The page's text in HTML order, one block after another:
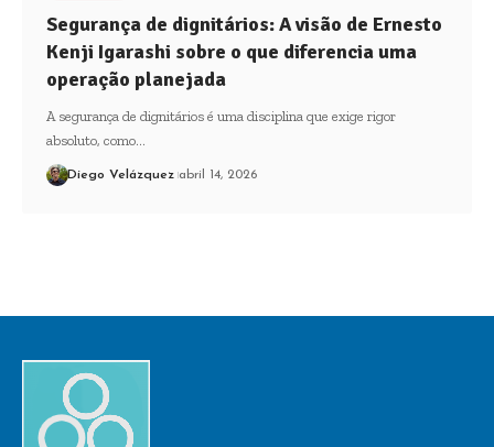
Segurança de dignitários: A visão de Ernesto
Kenji Igarashi sobre o que diferencia uma
operação planejada
A segurança de dignitários é uma disciplina que exige rigor
absoluto, como…
Diego Velázquez abril 14, 2026